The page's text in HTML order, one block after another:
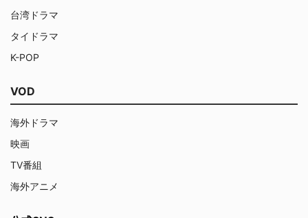
台湾ドラマ
タイドラマ
K-POP
VOD
海外ドラマ
映画
TV番組
海外アニメ